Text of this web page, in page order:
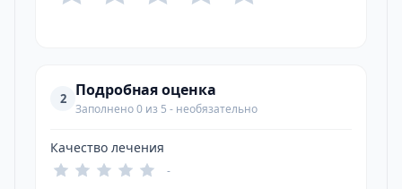
2 Подробная оценка
Заполнено 0 из 5 - необязательно
Качество лечения
-